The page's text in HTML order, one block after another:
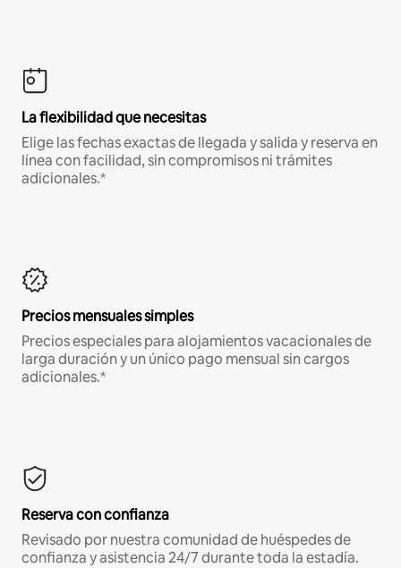
La flexibilidad que necesitas
Elige las fechas exactas de llegada y salida y reserva en
línea con facilidad, sin compromisos ni trámites
adicionales.*
Precios mensuales simples
Precios especiales para alojamientos vacacionales de
larga duración y un único pago mensual sin cargos
adicionales.*
Reserva con confianza
Revisado por nuestra comunidad de huéspedes de
confianza y asistencia 24/7 durante toda la estadía.